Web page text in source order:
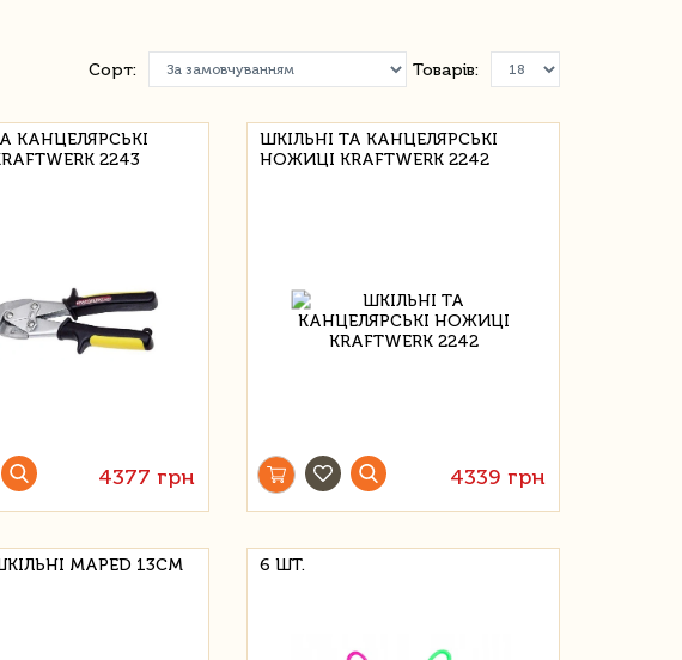
Товарів:
Сорт:
КАНЦЕЛЯРСЬКІ
2243
4377 грн
ШКІЛЬНІ ТА КАНЦЕЛЯРСЬКІ
НОЖИЦІ KRAFTWERK 2242
4339 грн
MAPED 13СМ 6 ШТ.